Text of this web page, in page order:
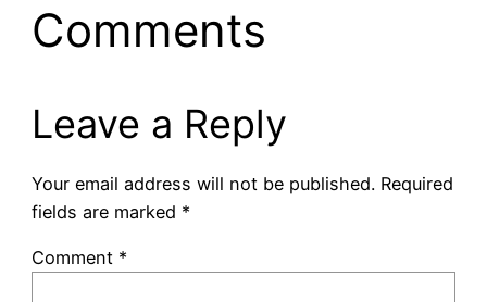
Comments
Leave a Reply
Your email address will not be published. Required
fields are marked *
Comment *